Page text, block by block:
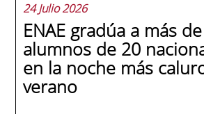
24 Julio 2026
ENAE gradúa a más
alumnos de 20
en la noche más
verano